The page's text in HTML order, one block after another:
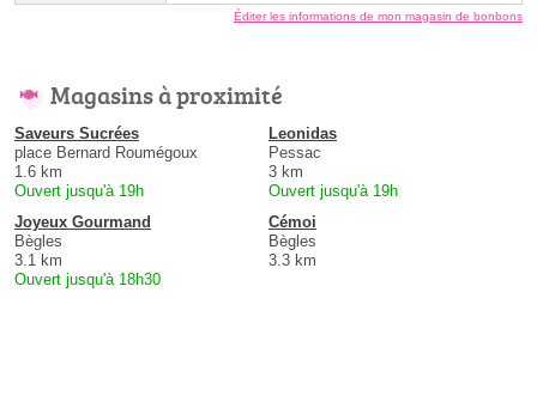
Éditer les informations de mon magasin de bonbons
Magasins à proximité
Saveurs Sucrées
place Bernard Roumégoux
1.6 km
Ouvert jusqu'à 19h
Leonidas
Pessac
3 km
Ouvert jusqu'à 19h
Joyeux Gourmand
Bègles
3.1 km
Ouvert jusqu'à 18h30
Cémoi
Bègles
3.3 km